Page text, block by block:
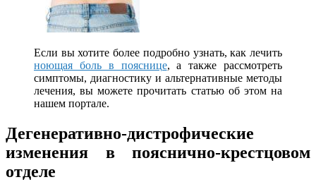
Если вы хотите более подробно узнать, как лечить
ноющая боль в пояснице, а также рассмотреть
симптомы, диагностику и альтернативные методы
лечения, вы можете прочитать статью об этом на
нашем портале.
Дегенеративно-дистрофические
изменения в пояснично-крестцовом
отделе